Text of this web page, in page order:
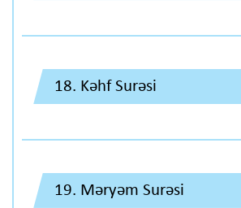
18. Kəhf Surəsi
19. Məryəm Surəsi